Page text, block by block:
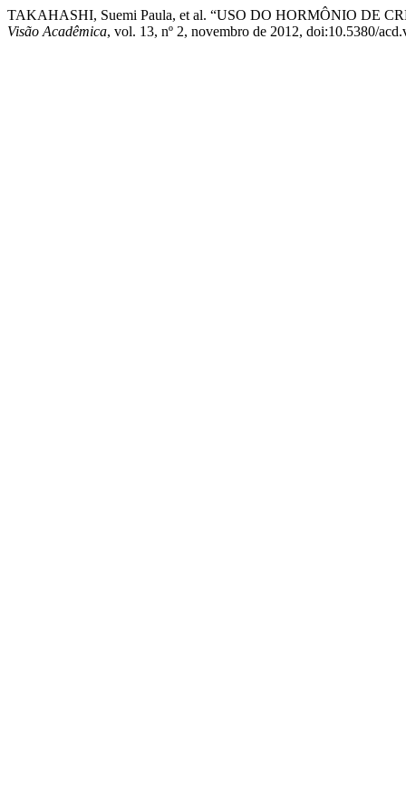
TAKAHASHI, Suemi Paula, et al. “USO DO HORMÔNIO DE
Visão Acadêmica, vol. 13, nº 2, novembro de 2012, doi:10.5380/